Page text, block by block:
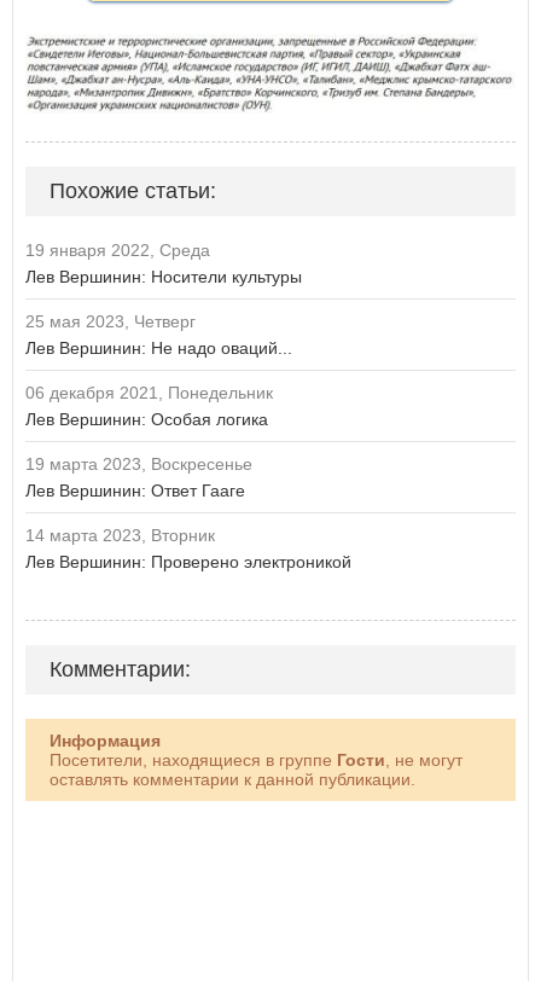
Похожие статьи:
19 января 2022, Среда
Лев Вершинин: Носители культуры
25 мая 2023, Четверг
Лев Вершинин: Не надо оваций...
06 декабря 2021, Понедельник
Лев Вершинин: Особая логика
19 марта 2023, Воскресенье
Лев Вершинин: Ответ Гааге
14 марта 2023, Вторник
Лев Вершинин: Проверено электроникой
Комментарии:
Информация
Посетители, находящиеся в группе Гости , не могут
оставлять комментарии к данной публикации.